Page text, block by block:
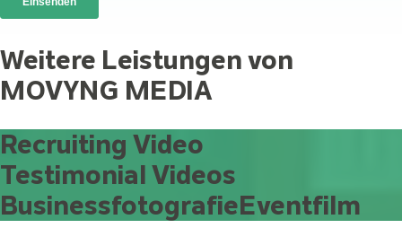
Weitere Leistungen von
MOVYNG MEDIA
Recruiting Video
Testimonial Videos
BusinessfotografieEventfilm